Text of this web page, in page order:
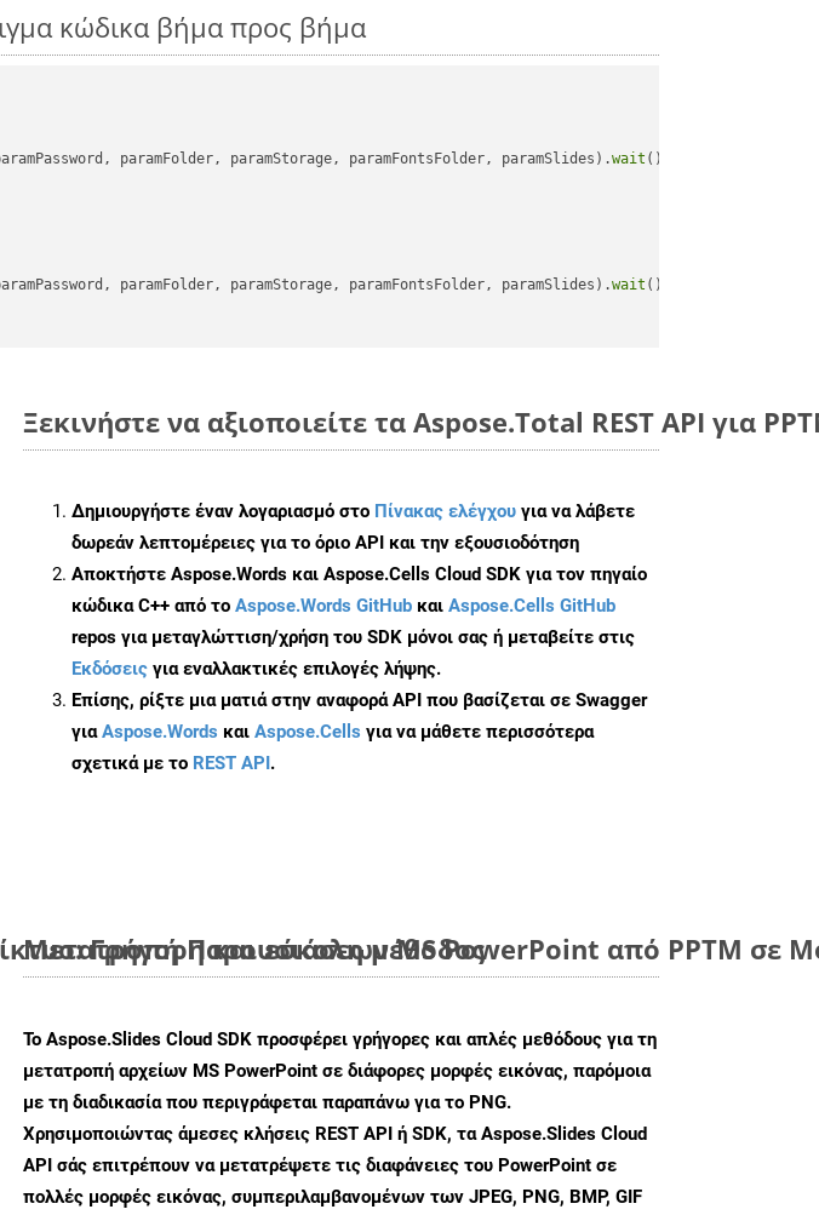
κώδικα βήμα προς βήμα
paramFolder, paramStorage, paramFontsFolder, paramSlides).wait ();
paramFolder, paramStorage, paramFontsFolder, paramSlides).wait ();
Ξεκινήστε να αξιοποιείτε τα Aspose.Total REST API για
Δημιουργήστε έναν λογαριασμό στο Πίνακας ελέγχου για να λάβετε
δωρεάν λεπτομέρειες για το όριο API και την εξουσιοδότηση
Αποκτήστε Aspose.Words και Aspose.Cells Cloud SDK για τον πηγαίο
κώδικα C++ από το Aspose.Words GitHub και Aspose.Cells GitHub
repos για μεταγλώττιση/χρήση του SDK μόνοι σας ή μεταβείτε στις
Εκδόσεις για εναλλακτικές επιλογές λήψης.
Επίσης, ρίξτε μια ματιά στην αναφορά API που βασίζεται σε Swagger
γιαAspose.Words και Aspose.Cells για να μάθετε περισσότερα
σχετικά με το REST API.
Γρήγορη και εύκολη μέθοδος
Μετατροπή Παρουσιάσεων MS PowerPoint από PPTM σε
Το Aspose.Slides Cloud SDK προσφέρει γρήγορες και απλές μεθόδους για τη
μετατροπή αρχείων MS PowerPoint σε διάφορες μορφές εικόνας, παρόμοια
με τη διαδικασία που περιγράφεται παραπάνω για το PNG.
Χρησιμοποιώντας άμεσες κλήσεις REST API ή SDK, τα Aspose.Slides Cloud
API σάς επιτρέπουν να μετατρέψετε τις διαφάνειες του PowerPoint σε
πολλές μορφές εικόνας, συμπεριλαμβανομένων των JPEG, PNG, BMP, GIF